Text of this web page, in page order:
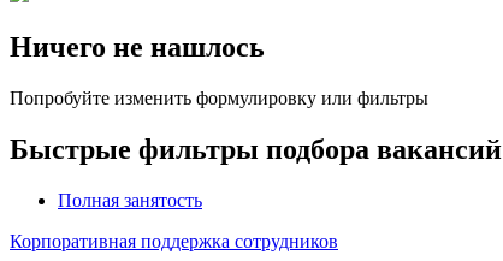
Ничего не нашлось
Попробуйте изменить формулировку или фильтры
Быстрые фильтры подбора вакансий
Полная занятость
Корпоративная поддержка сотрудников